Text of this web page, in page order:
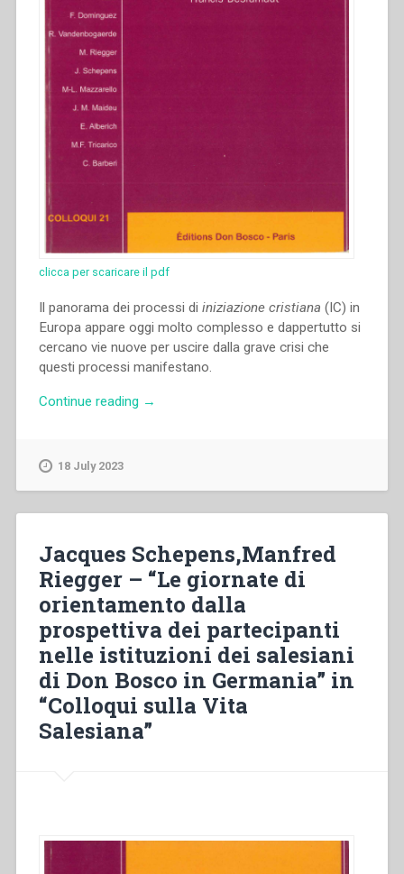
clicca per scaricare il pdf
Il panorama dei processi di iniziazione cristiana (IC) in
Europa appare oggi molto complesso e dappertutto si
cercano vie nuove per uscire dalla grave crisi che
questi processi manifestano.
Continue reading “Emilio
Riflessioni
di
un
salesiano”
in
“Colloqui
sulla
Vita
Salesiana
21””
→
18 July 2023
Jacques Schepens,Manfred
Riegger – “Le giornate di
orientamento dalla
prospettiva dei partecipanti
nelle istituzioni dei salesiani
di Don Bosco in Germania” in
“Colloqui sulla Vita
Salesiana”